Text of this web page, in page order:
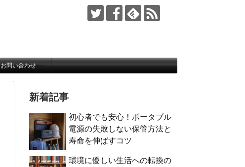
お問い合わせ
新着記事
初心者でも安心！ポータブル
電源の失敗しない保管方法と
寿命を伸ばすコツ
環境に優しい生活への転換の